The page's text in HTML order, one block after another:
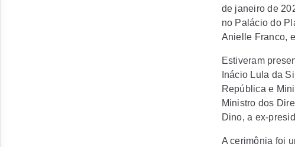
de janeiro de
no Palácio do
Anielle Franco,
Estiveram
Inácio Lula da
República e
Ministro dos
Dino, a ex-
A cerimônia foi